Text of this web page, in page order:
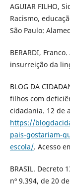
AGUIAR FILHO,
Racismo,
São Paulo:
BERARDI,
insurreição da
BLOG DA
filhos com
cidadania. 12 de
https://
pais-gostariam-
escola/. Acesso
BRASIL. Decreto
nº 9.394, de 20